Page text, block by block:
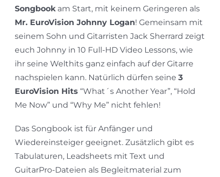
Songbook am Start, mit keinem Geringeren als
Mr. EuroVision Johnny Logan! Gemeinsam mit
seinem Sohn und Gitarristen Jack Sherrard zeigt
euch Johnny in 10 Full-HD Video Lessons, wie
ihr seine Welthits ganz einfach auf der Gitarre
nachspielen kann. Natürlich dürfen seine 3
EuroVision Hits “What´s Another Year”, “Hold
Me Now” und “Why Me” nicht fehlen!
Das Songbook ist für Anfänger und
Wiedereinsteiger geeignet. Zusätzlich gibt es
Tabulaturen, Leadsheets mit Text und
GuitarPro-Dateien als Begleitmaterial zum